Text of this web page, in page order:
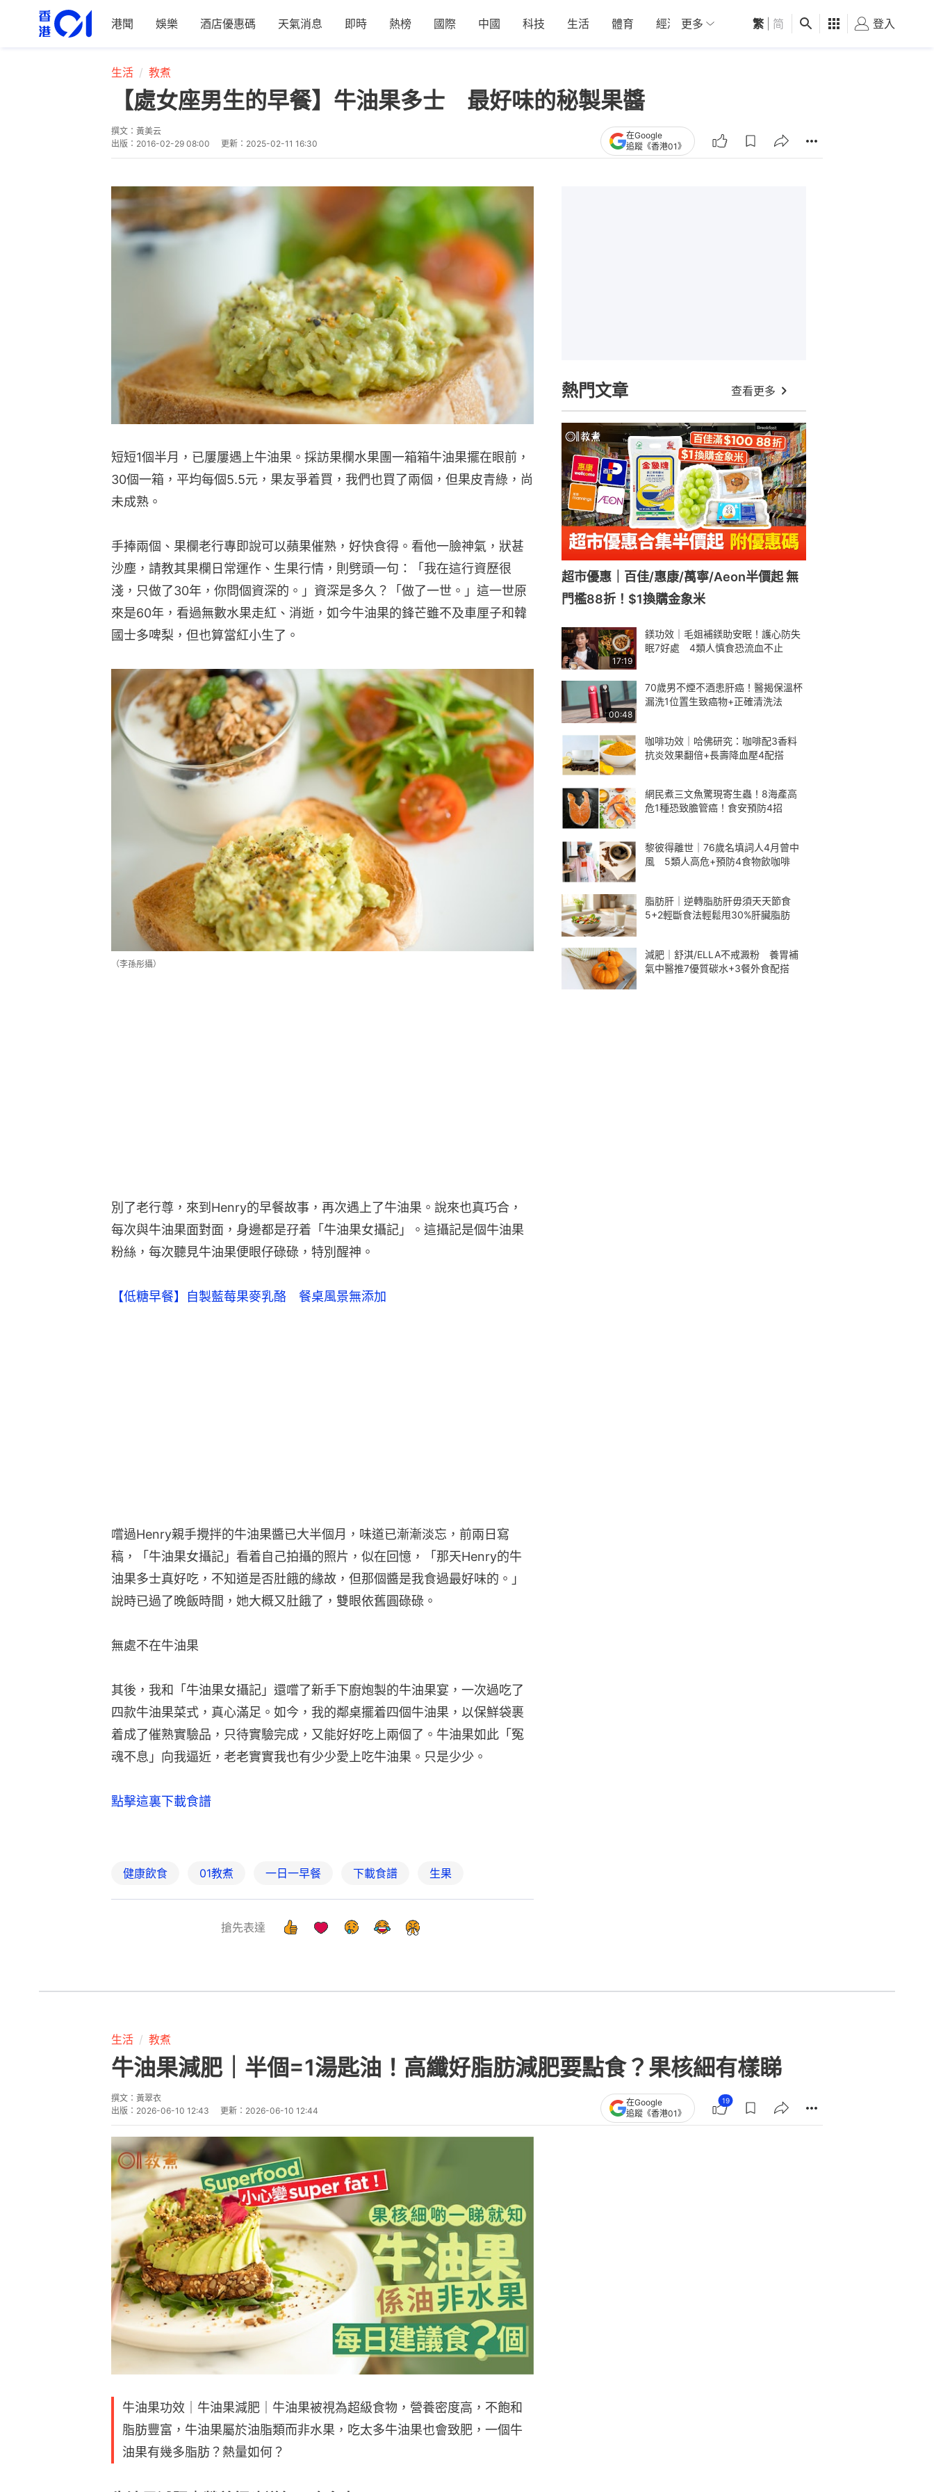
港聞 娛樂 酒店優惠碼 天氣消息 即時 熱榜 國際 中國 科技 生活 體育 經濟 01深圳 觀點 健康 好食玩飛
更多 繁 简 登入
生活 教煮
【處女座男生的早餐】牛油果多士 最好味的秘製果醬
撰文： 黃美云
出版： 2016-02-29 08:00 更新： 2025-02-11 16:30
在Google
追蹤《香港01》
短短1個半月，已屢屢遇上牛油果。採訪果欄水果團一箱箱牛油果擺在眼前，
30個一箱，平均每個5.5元，果友爭着買，我們也買了兩個，但果皮青綠，尚
未成熟。
手捧兩個、果欄老行專即說可以蘋果催熟，好快食得。看他一臉神氣，狀甚
沙塵，請教其果欄日常運作、生果行情，則劈頭一句：「我在這行資歷很
淺，只做了30年，你問個資深的。」資深是多久？「做了一世。」這一世原
來是60年，看過無數水果走紅、消逝，如今牛油果的鋒芒雖不及車厘子和韓
國士多啤梨，但也算當紅小生了。
（李孫彤攝）
別了老行尊，來到Henry的早餐故事，再次遇上了牛油果。說來也真巧合，
每次與牛油果面對面，身邊都是孖着「牛油果女攝記」。這攝記是個牛油果
粉絲，每次聽見牛油果便眼仔碌碌，特別醒神。
【低糖早餐】自製藍莓果麥乳酪 餐桌風景無添加
嚐過Henry親手攪拌的牛油果醬已大半個月，味道已漸漸淡忘，前兩日寫
稿，「牛油果女攝記」看着自己拍攝的照片，似在回憶，「那天Henry的牛
油果多士真好吃，不知道是否肚餓的緣故，但那個醬是我食過最好味的。」
說時已過了晚飯時間，她大概又肚餓了，雙眼依舊圓碌碌。
無處不在牛油果
其後，我和「牛油果女攝記」還嚐了新手下廚炮製的牛油果宴，一次過吃了
四款牛油果菜式，真心滿足。如今，我的鄰桌擺着四個牛油果，以保鮮袋裹
着成了催熟實驗品，只待實驗完成，又能好好吃上兩個了。牛油果如此「冤
魂不息」向我逼近，老老實實我也有少少愛上吃牛油果。只是少少。
點擊這裏下載食譜
健康飲食 01教煮 一日一早餐 下載食譜 生果
搶先表達
熱門文章 查看更多
超市優惠｜百佳/惠康/萬寧/Aeon半價起 無
門檻88折！$1換購金象米
17:19
鎂功效｜毛姐補鎂助安眠！護心防失
眠7好處 4類人慎食恐流血不止
00:48
70歲男不煙不酒患肝癌！醫揭保溫杯
漏洗1位置生致癌物+正確清洗法
咖啡功效｜哈佛研究：咖啡配3香料
抗炎效果翻倍+長壽降血壓4配搭
網民煮三文魚驚現寄生蟲！8海產高
危1種恐致膽管癌！食安預防4招
黎彼得離世｜76歲名填詞人4月曾中
風 5類人高危+預防4食物飲咖啡
脂肪肝｜逆轉脂肪肝毋須天天節食
5+2輕斷食法輕鬆甩30%肝臟脂肪
減肥｜舒淇/ELLA不戒澱粉 養胃補
氣中醫推7優質碳水+3餐外食配搭
生活 教煮
牛油果減肥｜半個=1湯匙油！高纖好脂肪減肥要點食？果核細有樣睇
撰文： 黃翠衣
出版： 2026-06-10 12:43 更新： 2026-06-10 12:44
在Google
追蹤《香港01》
19
牛油果功效｜牛油果減肥｜牛油果被視為超級食物，營養密度高，不飽和
脂肪豐富，牛油果屬於油脂類而非水果，吃太多牛油果也會致肥，一個牛
油果有幾多脂肪？熱量如何？